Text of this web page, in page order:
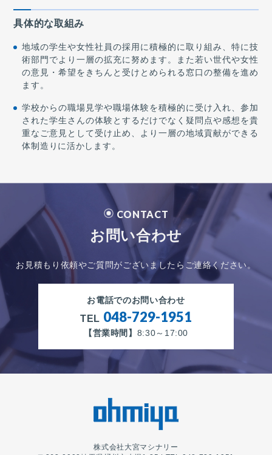
具体的な取組み
地域の学生や女性社員の採用に積極的に取り組み、特に技
術部門でより一層の拡充に努めます。また若い世代や女性
の意見・希望をきちんと受けとめられる窓口の整備を進め
ます。
学校からの職場見学や職場体験を積極的に受け入れ、参加
された学生さんの体験とするだけでなく疑問点や感想を貴
重なご意見として受け止め、より一層の地域貢献ができる
体制造りに活かします。
CONTACT
お問い合わせ
お見積もり依頼やご質問がございましたらご連絡ください。
お電話でのお問い合わせ
TEL 048-729-1951
【営業時間】 8:30～17:00
株式会社大宮マシナリー